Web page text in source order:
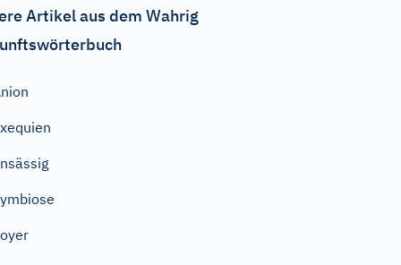
Artikel aus dem Wahrig